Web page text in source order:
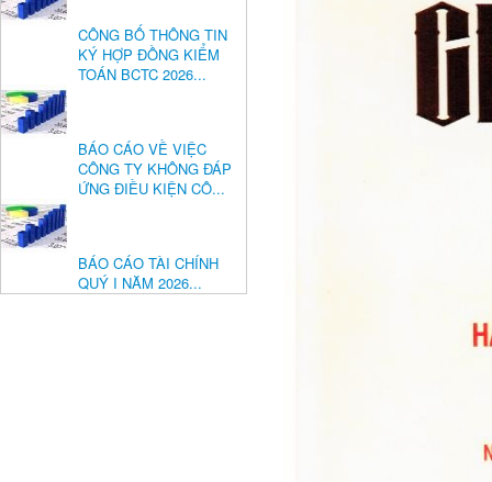
CÔNG BỐ THÔNG TIN
KÝ HỢP ĐỒNG KIỂM
TOÁN BCTC 2026...
BÁO CÁO VỀ VIỆC
CÔNG TY KHÔNG ĐÁP
ỨNG ĐIỀU KIỆN CÔ...
BÁO CÁO TÀI CHÍNH
QUÝ I NĂM 2026...